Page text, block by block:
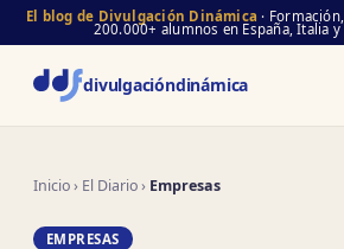
El blog de Divulgación Dinámica ·
200.000+ alumnos en España, Italia
divulgacióndinámica
Inicio› El Diario› Empresas
EMPRESAS